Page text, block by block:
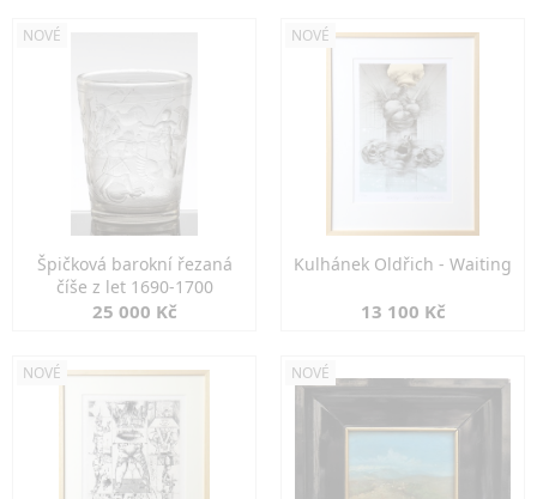
NOVÉ
Špičková barokní řezaná
číše z let 1690-1700
25 000 Kč
NOVÉ
Kulhánek Oldřich - Waiting
13 100 Kč
NOVÉ NOVÉ